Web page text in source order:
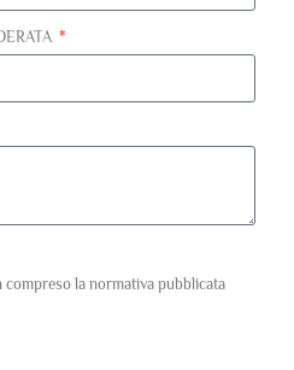
compreso la normativa pubblicata